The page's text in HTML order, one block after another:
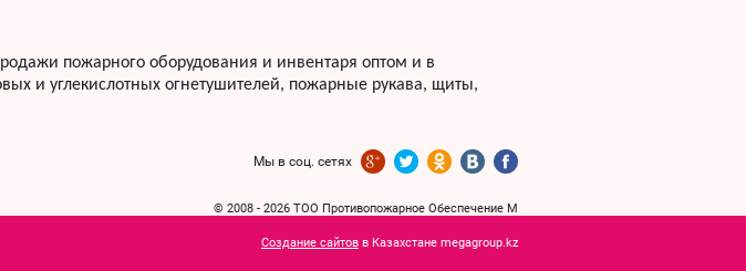
пожарного оборудования и инвентаря оптом и в
и углекислотных огнетушителей, пожарные рукава, щиты,
Мы в соц. сетях
© 2008 - 2026 ТОО Противопожарное Обеспечение М
Создание сайтов в Казахстане megagroup.kz